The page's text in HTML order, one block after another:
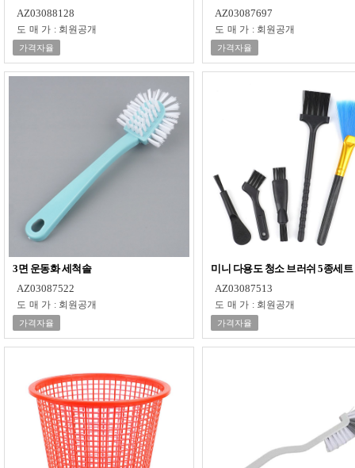
AZ03088128
도매가 : 회원공개
가격자율
AZ03087697
도매가 : 회원공개
가격자율
3면 운동화 세척솔
AZ03087522
도매가 : 회원공개
가격자율
미니 다용도 청소 브러쉬 5종세트
AZ03087513
도매가 : 회원공개
가격자율